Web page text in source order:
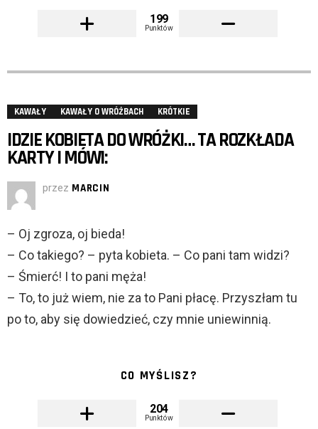
199
Punktów
KAWAŁY KAWAŁY O WRÓŻBACH KRÓTKIE
IDZIE KOBIETA DO WRÓŻKI… TA ROZKŁADA
KARTY I MÓWI:
przez MARCIN
– Oj zgroza, oj bieda!
– Co takiego? – pyta kobieta. – Co pani tam widzi?
– Śmierć! I to pani męża!
– To, to już wiem, nie za to Pani płacę. Przyszłam tu
po to, aby się dowiedzieć, czy mnie uniewinnią.
CO MYŚLISZ?
204
Punktów